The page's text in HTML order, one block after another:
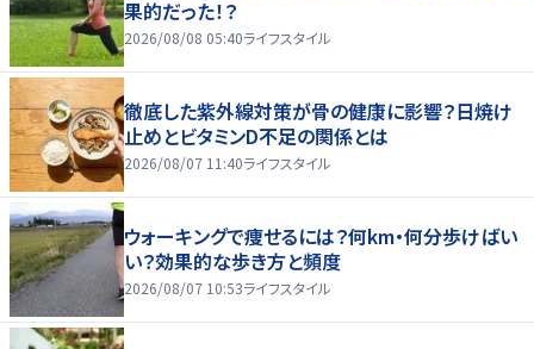
果的だった！？
2026/08/08 05:40ライフスタイル
徹底した紫外線対策が骨の健康に影響？日焼け
止めとビタミンD不足の関係とは
2026/08/07 11:40ライフスタイル
ウォーキングで痩せるには？何km・何分歩けばい
い？効果的な歩き方と頻度
2026/08/07 10:53ライフスタイル